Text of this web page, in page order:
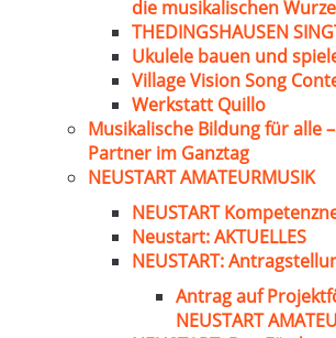
die musikalischen
THEDINGSHAUSEN
Ukulele bauen und
Village Vision Song
Werkstatt Quillo
Musikalische Bildung für alle
Partner im Ganztag
NEUSTART AMATEURMUSIK
NEUSTART
Neustart: AKTUELLES
NEUSTART:
Antrag auf
NEUSTART